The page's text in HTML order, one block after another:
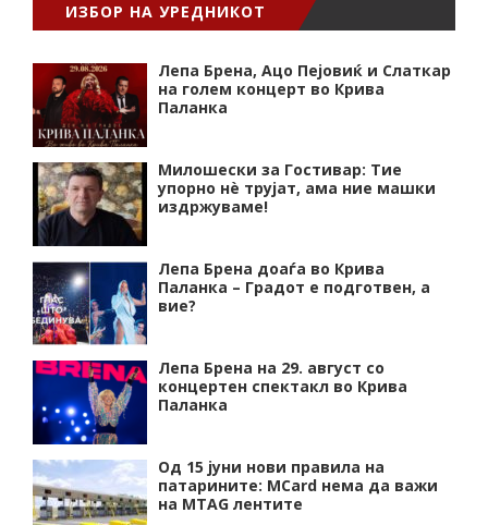
ИЗБОР НА УРЕДНИКОТ
Лепа Брена, Ацо Пејовиќ и Слаткар
на голем концерт во Крива
Паланка
Милошески за Гостивар: Тие
упорно нѐ трујат, ама ние машки
издржуваме!
Лепа Брена доаѓа во Крива
Паланка – Градот е подготвен, а
вие?
Лепа Брена на 29. август со
концертен спектакл во Крива
Паланка
Од 15 јуни нови правила на
патарините: MCard нема да важи
на MTAG лентите